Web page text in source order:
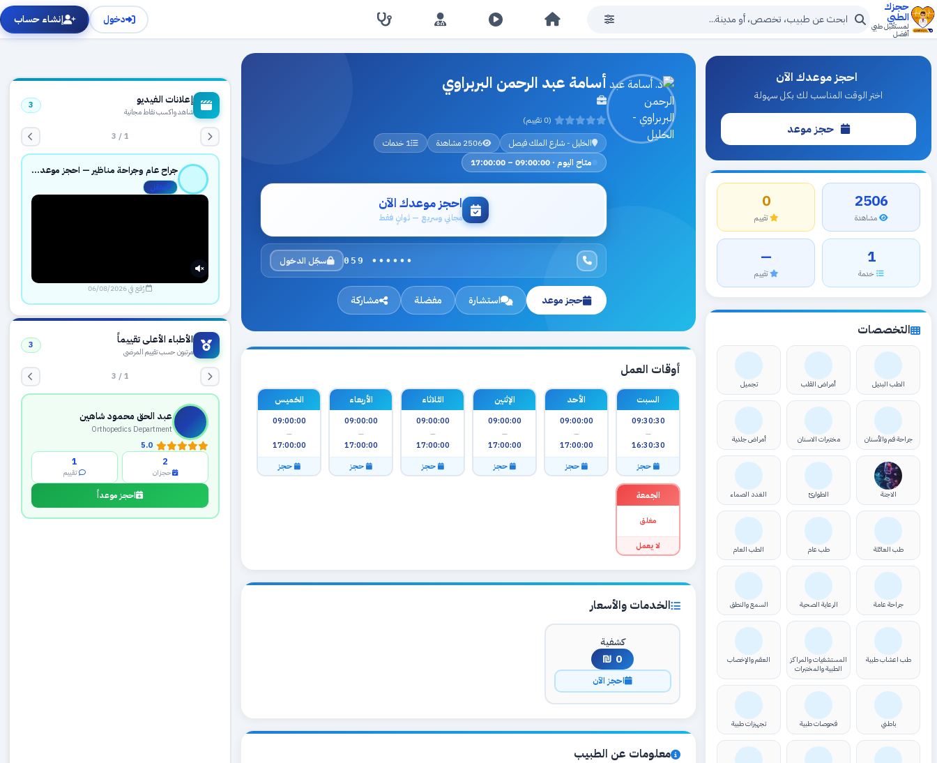
حجزك
الطبي
لمستقبل طبي
أفضل
دخول إنشاء حساب
احجز موعدك الآن
اختر الوقت المناسب لك بكل سهولة
حجز موعد
2506
مشاهدة
0
تقييم
1
خدمة
—
تقييم
التخصصات
الطب البديل أمراض القلب تجميل
جراحة فم والأسنان مختبرات الاسنان أمراض جلدية
الاجنة الطوارئ الغدد الصماء
طب العائلة طب عام الطب العام
جراحة عامة الرعاية الصحية السمع والنطق
طب اعشاب طبية
المستشفيات والمراكز
الطبية والمختبرات
العقم والإخصاب
باطني فحوصات طبية تجهيزات طبية
أسامة عبد الرحمن البربراوي
(0 تقييم)
الخليل - شارع الملك فيصل
2506 مشاهدة
1 خدمات
متاح اليوم · 09:00:00 – 17:00:00
احجز موعدك الآن
مجاني وسريع — ثوانٍ فقط
059 •••••• سجّل الدخول
حجز موعد استشارة مفضلة مشاركة
أوقات العمل
السبت
09:30:30
—
16:30:30
حجز
الأحد
09:00:00
—
17:00:00
حجز
الإثنين
09:00:00
—
17:00:00
حجز
الثلاثاء
09:00:00
—
17:00:00
حجز
الأربعاء
09:00:00
—
17:00:00
حجز
الخميس
09:00:00
—
17:00:00
حجز
الجمعة
مغلق
لا يعمل
الخدمات والأسعار
كشفية
0 ₪
احجز الآن
معلومات عن الطبيب
إعلانات الفيديو 3
1 / 3
جراح عام وجراحة مناظير — احجز موعدك بثقة عبر حجزك الطبي
الأطباء الأعلى تقييماً 3
1 / 3
عبد الحق محمود شاهين
5.0
حجزان تقييم